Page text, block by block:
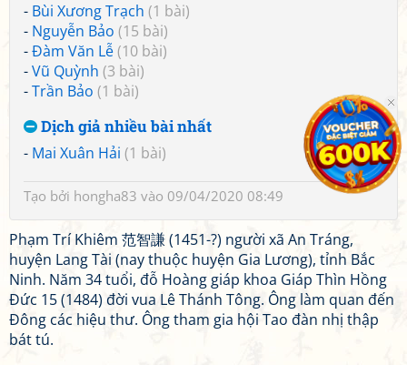
- Bùi Xương Trạch (1 bài)
- Nguyễn Bảo (15 bài)
-Đàm Văn Lễ(10 bài)
-Vũ Quỳnh (3 bài)
-Trần Bảo (1 bài)
Dịch giả nhiều bài nhất
- Mai Xuân Hải (1 bài)
Tạo bởi hongha83 vào 09/04/2020 08:49
Phạm Trí Khiêm 范智謙 (1451-?) người xã An Tráng,
huyện Lang Tài (nay thuộc huyện Gia Lương), tỉnh Bắc
Ninh. Năm 34 tuổi, đỗ Hoàng giáp khoa Giáp Thìn Hồng
Đức 15 (1484) đời vua Lê Thánh Tông. Ông làm quan đến
Đông các hiệu thư. Ông tham gia hội Tao đàn nhị thập
bát tú.